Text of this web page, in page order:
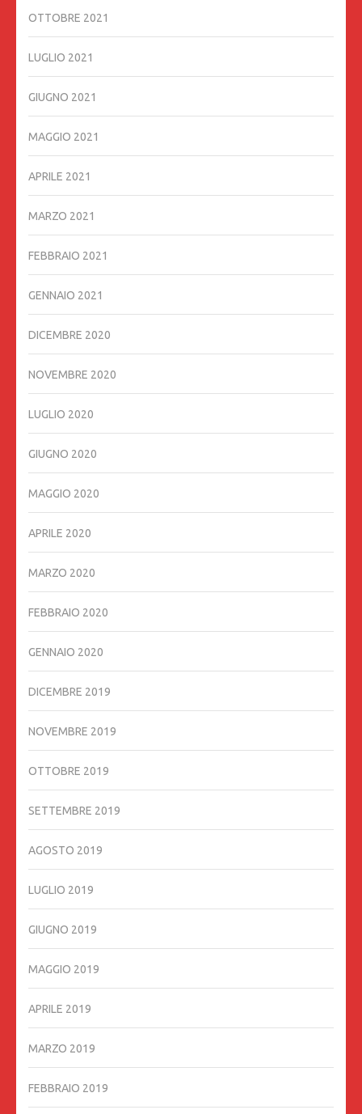
OTTOBRE 2021
LUGLIO 2021
GIUGNO 2021
MAGGIO 2021
APRILE 2021
MARZO 2021
FEBBRAIO 2021
GENNAIO 2021
DICEMBRE 2020
NOVEMBRE 2020
LUGLIO 2020
GIUGNO 2020
MAGGIO 2020
APRILE 2020
MARZO 2020
FEBBRAIO 2020
GENNAIO 2020
DICEMBRE 2019
NOVEMBRE 2019
OTTOBRE 2019
SETTEMBRE 2019
AGOSTO 2019
LUGLIO 2019
GIUGNO 2019
MAGGIO 2019
APRILE 2019
MARZO 2019
FEBBRAIO 2019